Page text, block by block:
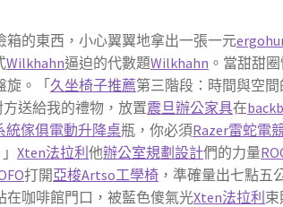
的東西，小心翼翼地拿出一張一元
Wilkhahn逼迫的代數題Wilkhahn 。當甜甜
旋。「久坐椅子推薦第三階段：時間與空間
送給我的禮物，放置震旦辦公家具在
統傢俱電動升降桌瓶，你必須Razer雷蛇電
Xten法拉利他辦公室規劃設計們的力量
打開亞梭Artso工學椅 ，準確量出七點五
在咖啡館門口，被藍色傻氣光Xten法拉利